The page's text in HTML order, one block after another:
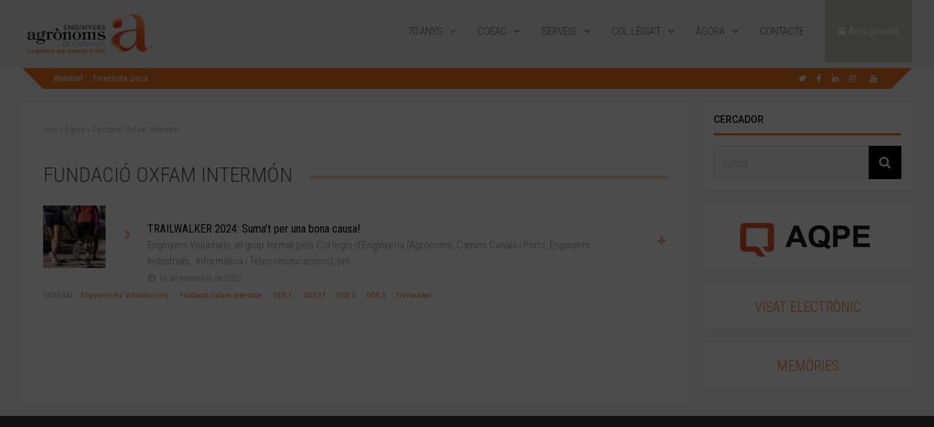
70 ANYS COEAC SERVEIS COL·LEGIA’T ÀGORA CONTACTE
Webmail Finestreta única
Inici Àgora Fundació Oxfam Intermón
FUNDACIÓ OXFAM INTERMÓN
TRAILWALKER 2024: Suma’t per una bona causa!
Enginyers Voluntaris, el grup format pels Col·legis d’Enginyeria (Agrònoms, Camins Canals i Ports, Enginyers
Industrials, Informàtica i Telecomunicacions), jun...
16 de novembre de 2023
GENERAL Enginyers/es Voluntaris/es Fundació Oxfam Intermón ODS 1 ODS 17 ODS 2 ODS 3 Trailwalker
CERCADOR
VISAT ELECTRÒNIC
MEMÒRIES